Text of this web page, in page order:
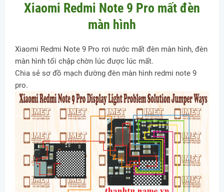
Xiaomi Redmi Note 9 Pro mất đèn
màn hình
Xiaomi Redmi Note 9 Pro rơi nước mất đèn màn hình, đèn
màn hình tối chập chờn lúc được lúc mất.
Chia sẻ sơ đồ mạch đường đèn màn hình redmi note 9
pro.